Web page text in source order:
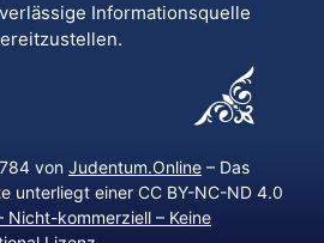
Informationsquelle
von Judentum.Online – Das
unterliegt einer CC BY-NC-ND 4.0
Nicht-kommerziell – Keine